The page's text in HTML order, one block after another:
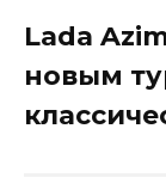
Lada
новым